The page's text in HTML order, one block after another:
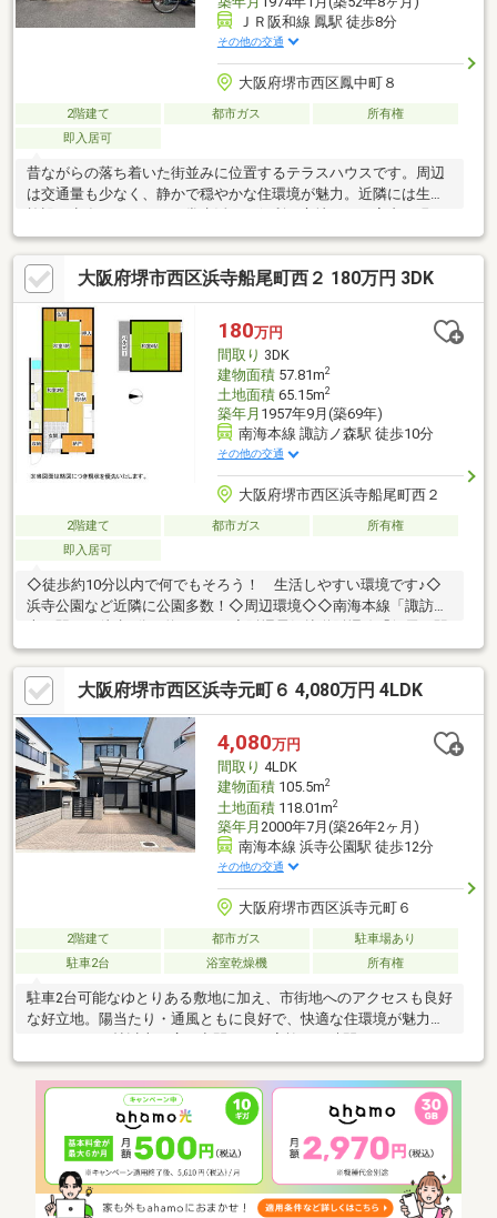
ＪＲ阪和線 鳳駅 徒歩8分
その他の交通
大阪府堺市西区鳳中町８
2階建て 都市ガス
所有権
即入居可
昔ながらの落ち着いた街並みに位置するテラスハウスです。周辺
は交通量も少なく、静かで穏やかな住環境が魅力。近隣には生活
状、経年による使用感がございますが、その分ご自身でリノベー
ションやDIYを楽しみたい方には最適な素材物件です。レトロな建
具や空間の雰囲気を活かしながら、自分好みにカスタマイズ可能
です。間取りのアレンジ次第で使い勝手の良い住まいに再生でき
ます。収益物件としての活用や、セカンドハウスとしての利用も
ご検討いただけます。
大阪府堺市西区浜寺船尾町西２ 180万円 3DK
180万円
間取り 3DK
建物面積57.81m2
土地面積65.15m2
築年月 1957年9月(築69年)
南海本線 諏訪ノ森駅 徒歩10分
その他の交通
大阪府堺市西区浜寺船尾町西２
2階建て 都市ガス
所有権
即入居可
◇徒歩約10分以内で何でもそろう！ 生活しやすい環境です♪◇
浜寺公園など近隣に公園多数！◇周辺環境◇◇南海本線「諏訪ノ
まで徒歩6分（約540ｍ）◇ミモザはまでらこども園まで徒歩2分
（217ｍ）◇浜寺東小学校まで徒歩6分（534ｍ）◇浜寺中学校ま
で徒歩626ｍ（626ｍ）8月11日（火）～8月16日（日）は夏季休業
とさせて頂きます。休業期間中はご不便をお掛け致しますが、よ
ろしくお願いいたします。休業期間中に頂きましたお問い合わせ
につきましては、8月17日（月）午前9時より順次対応いたしま
す。
大阪府堺市西区浜寺元町６ 4,080万円 4LDK
4,080万円
間取り 4LDK
建物面積105.5m2
土地面積118.01m2
築年月 2000年7月(築26年2ヶ月)
南海本線 浜寺公園駅 徒歩12分
その他の交通
大阪府堺市西区浜寺元町６
2階建て 都市ガス
駐車場あり
駐車2台
浴室乾燥機 所有権
駐車2台可能なゆとりある敷地に加え、市街地へのアクセスも良好
な好立地。陽当たり・通風ともに良好で、快適な住環境が魅力で
過ごしいただけます。内装リフォーム・リノベーション済みのた
め、すぐに新生活をスタート可能。対面式キッチンには食器洗乾
燥機を備え、家事負担を軽減します。浴室は1坪以上のゆとりある
サイズで、浴室乾燥機や温水洗浄便座、シャワー付洗面化粧台な
ど設備も充実しています。全居室6帖以上を確保し、全居室収納に
加えて床下収納も備えた収納豊富な間取り。トイレは2ヶ所あり、
忙しい朝も快適です。2面以上のバルコニーを備え、開放感のある
住まいと